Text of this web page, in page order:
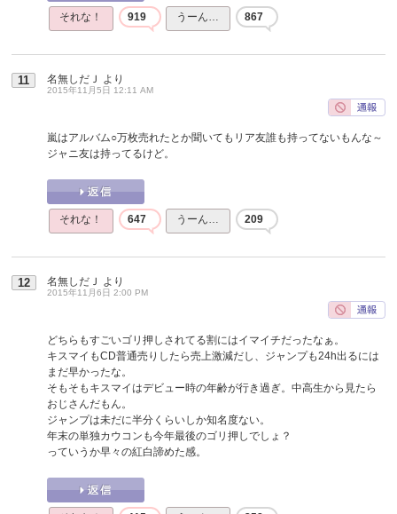
それな！ 919 うーん… 867
11 名無しだＪ より
2015年11月5日 12:11 AM
嵐はアルバム○万枚売れたとか聞いてもリア友誰も持ってないもんな～
ジャニ友は持ってるけど。
それな！ 647 うーん… 209
12 名無しだＪ より
2015年11月6日 2:00 PM
どちらもすごいゴリ押しされてる割にはイマイチだったなぁ。
キスマイもCD普通売りしたら売上激減だし、ジャンプも24h出るには
まだ早かったな。
そもそもキスマイはデビュー時の年齢が行き過ぎ。中高生から見たら
おじさんだもん。
ジャンプは未だに半分くらいしか知名度ない。
年末の単独カウコンも今年最後のゴリ押しでしょ？
っていうか早々の紅白諦めた感。